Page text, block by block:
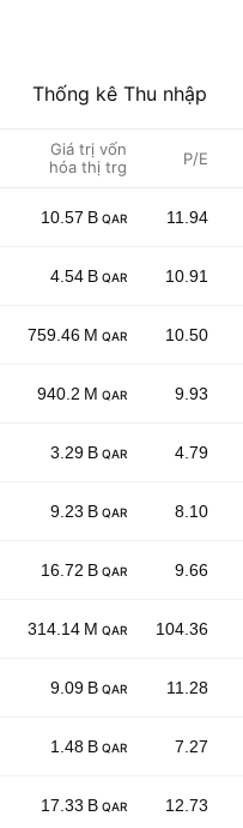
Thống kê Thu nhập
Giá trị vốn
hóa thị trg
P/E
10.57 B QAR 11.94
4.54 B QAR 10.91
759.46 M QAR 10.50
940.2 M QAR 9.93
3.29 B QAR 4.79
9.23 B QAR 8.10
16.72 B QAR 9.66
314.14 M QAR 104.36
9.09 B QAR 11.28
1.48 B QAR 7.27
17.33 B QAR 12.73